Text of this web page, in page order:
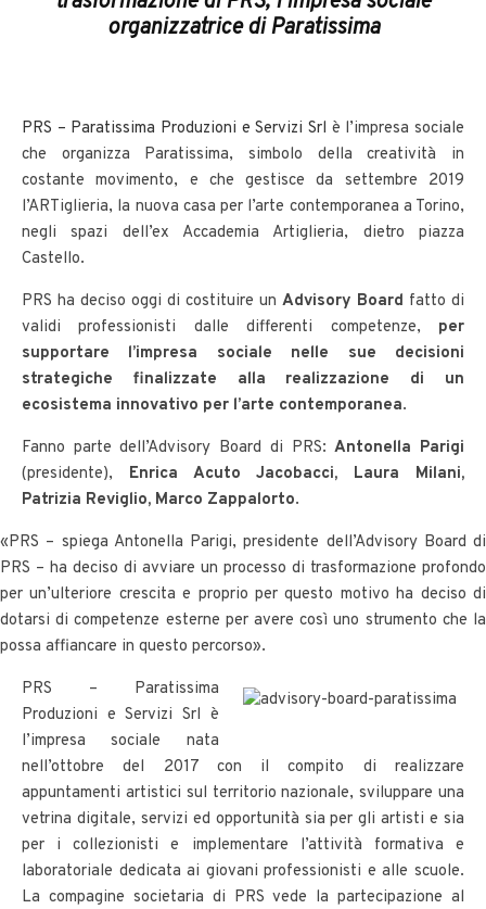
organizzatrice di Paratissima
PRS – Paratissima Produzioni e Servizi Srl è l’impresa sociale
che organizza Paratissima, simbolo della creatività in
costante movimento, e che gestisce da settembre 2019
l’ARTiglieria, la nuova casa per l’arte contemporanea a Torino,
negli spazi dell’ex Accademia Artiglieria, dietro piazza
Castello.
PRS ha deciso oggi di costituire un Advisory Board fatto di
validi professionisti dalle differenti competenze, per
supportare l’impresa sociale nelle sue decisioni
strategiche finalizzate alla realizzazione di un
ecosistema innovativo per l’arte contemporanea.
Fanno parte dell’Advisory Board di PRS:Antonella Parigi
(presidente), Enrica Acuto Jacobacci, Laura Milani,
Patrizia Reviglio, Marco Zappalorto.
«PRS – spiega Antonella Parigi, presidente dell’Advisory Board di
PRS – ha deciso di avviare un processo di trasformazione profondo
per un’ulteriore crescita e proprio per questo motivo ha deciso di
dotarsi di competenze esterne per avere così uno strumento che la
possa affiancare in questo percorso».
PRS – Paratissima
Produzioni e Servizi Srl è
l’impresa sociale nata
nell’ottobre del 2017 con il compito di realizzare
appuntamenti artistici sul territorio nazionale, sviluppare una
vetrina digitale, servizi ed opportunità sia per gli artisti e sia
per i collezionisti e implementare l’attività formativa e
laboratoriale dedicata ai giovani professionisti e alle scuole.
La compagine societaria di PRS vede la partecipazione al